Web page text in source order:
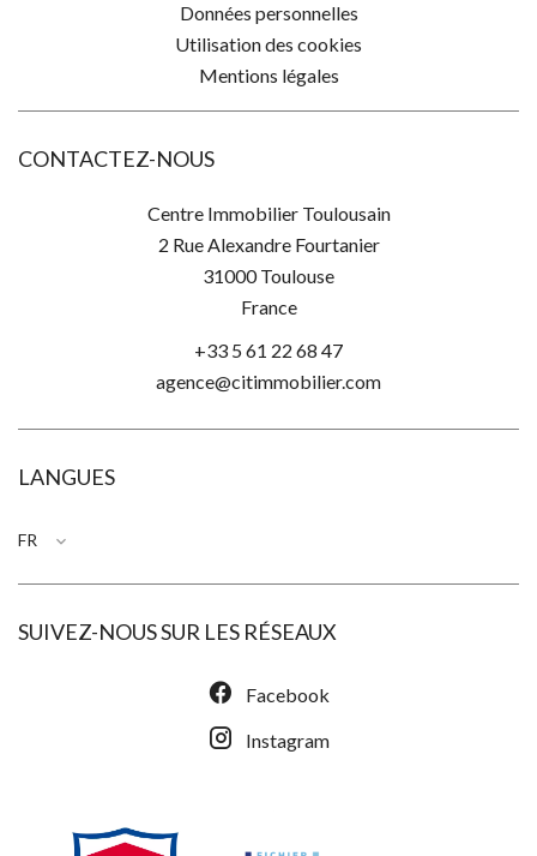
Données personnelles
Utilisation des cookies
Mentions légales
CONTACTEZ-NOUS
Centre Immobilier Toulousain
2 Rue Alexandre Fourtanier
31000Toulouse
France
+33 5 61 22 68 47
agence@citimmobilier.com
LANGUES
FR
SUIVEZ-NOUS SUR LES RÉSEAUX
Facebook
Instagram